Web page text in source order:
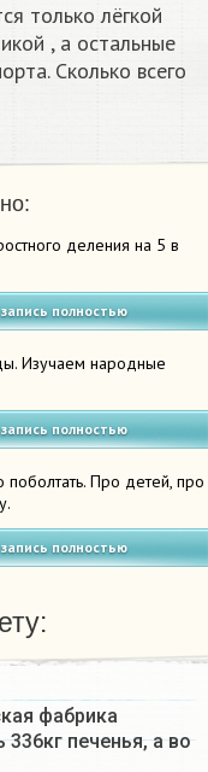
только лёгкой
, а остальные
Сколько всего
деления на 5 в
полностью
Изучаем народные
полностью
поболтать. Про детей, про
полностью
фабрика
печенья, а во